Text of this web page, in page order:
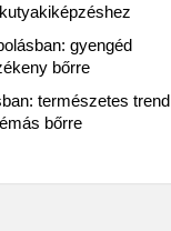
gyengéd
bőrre
természetes trend
bőrre